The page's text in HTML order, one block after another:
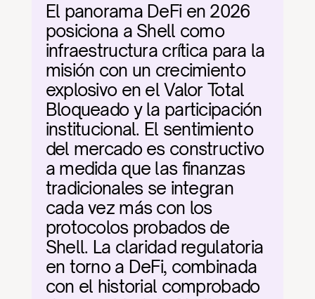
El panorama DeFi en 2026
posiciona a Shell como
infraestructura crítica para la
misión con un crecimiento
explosivo en el Valor Total
Bloqueado y la participación
institucional. El sentimiento
del mercado es constructivo
a medida que las finanzas
tradicionales se integran
cada vez más con los
protocolos probados de
Shell. La claridad regulatoria
en torno a DeFi, combinada
con el historial comprobado